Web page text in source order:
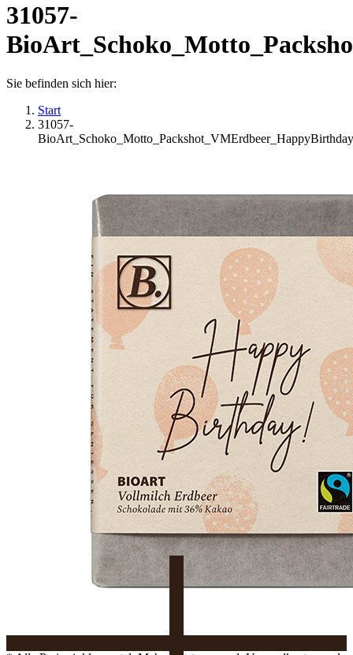
31057-
Sie befinden sich hier:
Start
31057-